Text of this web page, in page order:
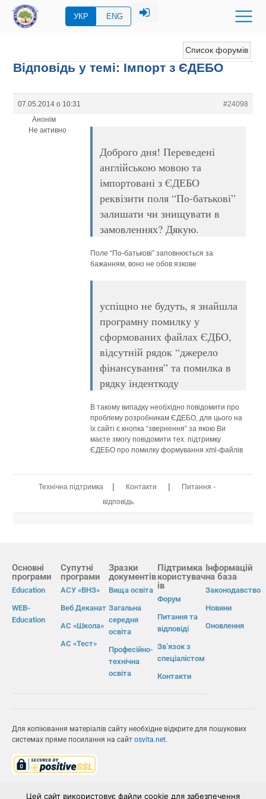
УКР ENG
Список форумів
Відповідь у темі: Імпорт з ЄДЕБО
07.05.2014 о 10:31
#24098
Анонім
Не активно
Доброго дня! Переведені
англійською мовою та
імпортовані з ЄДЕБО
реквізити поля “По-батькові”
залишати чи знищувати в
замовленнях? Дякую.
Поле “По-батькові” заповнюється за
бажанням, воно не обов язкове
успіщно не будуть, я знайшла
програмну помилку у
сформованих файлах ЄДБО,
відсутній рядок “джерело
фінансування” та помилка в
рядку інденткоду
В такому випадку необхідно повідомити про
проблему розробникам ЄДЕБО, для цього на
їх сайті є кнопка “звернення” за якою Ви
маєте змогу повідомити тех. підтримку
ЄДЕБО про помилку формування xml-файлів
Технічна підтримка | Контакти |
Питання -
відповідь
Основні
програми
Education
WEB-
Education
Супутні
програми
АСУ «ВНЗ»
Веб Деканат
АС «Школа»
АС «Тест»
Зразки
документів
Вища освіта
Загальна
середня
освіта
Професійно-
технічна
освіта
Підтримка
користувач
ів
Форум
Питання та
відповіді
Зв’язок з
спеціалістом
Контакти
Інформацій
на база
Законодавство
Новини
Оновлення
Для копіювання матеріалів сайту необхідне відкрите для пошукових
системах пряме посилання на сайт osvita.net.
Цей сайт використовує файли cookie для забезпечення